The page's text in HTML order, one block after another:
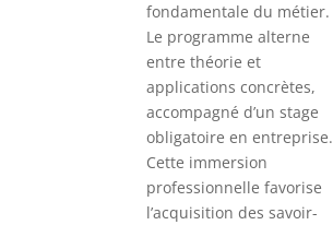
fondamentale du métier.
Le programme alterne
entre théorie et
applications concrètes,
accompagné d’un stage
obligatoire en entreprise.
Cette immersion
professionnelle favorise
l’acquisition des savoir-